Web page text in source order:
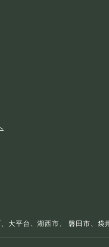
大平台、湖西市、 磐田市、袋